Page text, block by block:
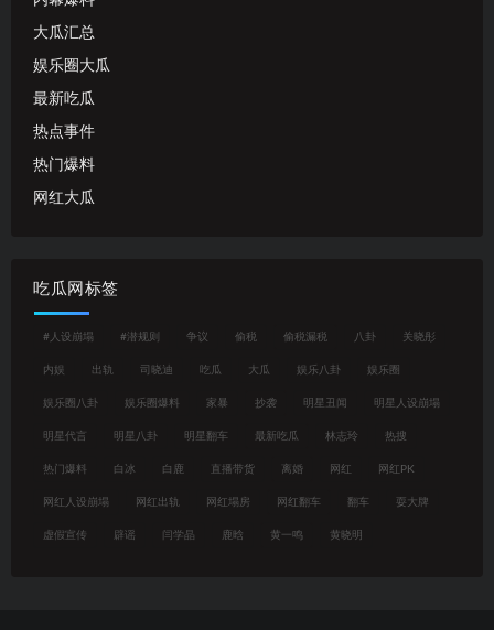
大瓜汇总
娱乐圈大瓜
最新吃瓜
热点事件
热门爆料
网红大瓜
吃瓜网标签
#人设崩塌 #潜规则 争议 偷税 偷税漏税 八卦 关晓彤
内娱 出轨 司晓迪 吃瓜 大瓜 娱乐八卦 娱乐圈
娱乐圈八卦 娱乐圈爆料 家暴 抄袭 明星丑闻 明星人设崩塌
明星代言 明星八卦 明星翻车 最新吃瓜 林志玲 热搜
热门爆料 白冰 白鹿 直播带货 离婚 网红 网红PK
网红人设崩塌 网红出轨 网红塌房 网红翻车 翻车 耍大牌
虚假宣传 辟谣 闫学晶 鹿晗 黄一鸣 黄晓明